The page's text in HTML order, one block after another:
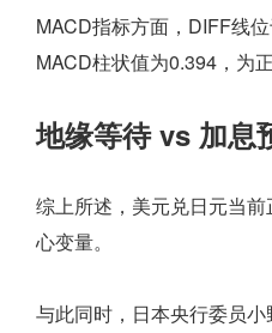
MACD指标方面，DIFF线
MACD柱状值为0.394，为
地缘等待 vs 加息
综上所述，美元兑日元当
心变量。
与此同时，日本央行委员